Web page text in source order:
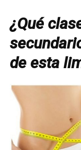
¿Qué
de esta